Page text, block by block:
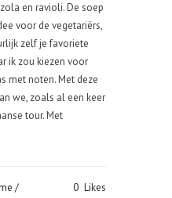
en ravioli. De soep
voor de vegetariërs,
zelf je favoriete
ik zou kiezen voor
met noten. Met deze
we, zoals al een keer
tour. Met
/
0 Likes